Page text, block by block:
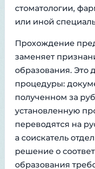
стоматологии,
или иной
Прохождение
заменяет
образования. Это
процедуры:
полученном за
установленную
переводятся на
а соискатель
решение о
образования